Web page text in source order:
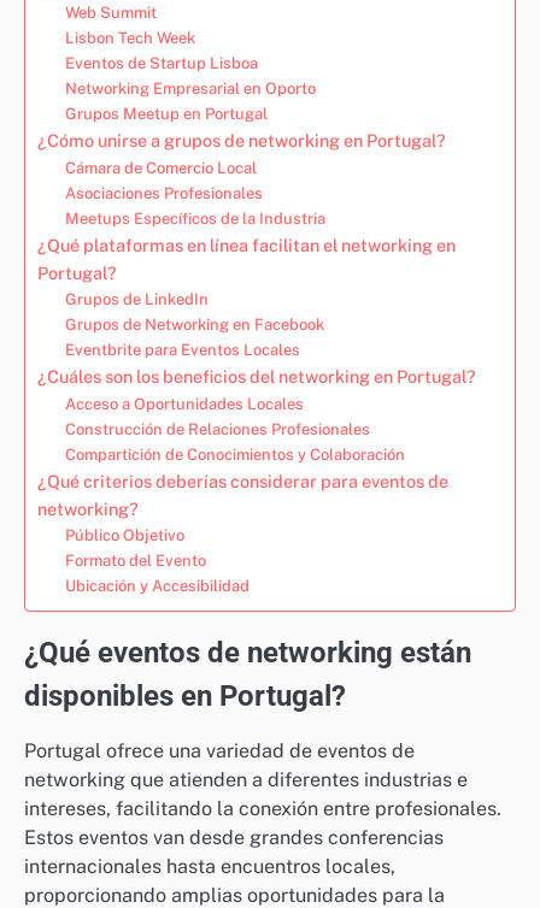
Web Summit
Lisbon Tech Week
Eventos de Startup Lisboa
Networking Empresarial en Oporto
Grupos Meetup en Portugal
¿Cómo unirse a grupos de networking en Portugal?
Cámara de Comercio Local
Asociaciones Profesionales
Meetups Específicos de la Industria
¿Qué plataformas en línea facilitan el networking en
Portugal?
Grupos de LinkedIn
Grupos de Networking en Facebook
Eventbrite para Eventos Locales
¿Cuáles son los beneficios del networking en Portugal?
Acceso a Oportunidades Locales
Construcción de Relaciones Profesionales
Compartición de Conocimientos y Colaboración
¿Qué criterios deberías considerar para eventos de
networking?
Público Objetivo
Formato del Evento
Ubicación y Accesibilidad
¿Qué eventos de networking están
disponibles en Portugal?
Portugal ofrece una variedad de eventos de
networking que atienden a diferentes industrias e
intereses, facilitando la conexión entre profesionales.
Estos eventos van desde grandes conferencias
internacionales hasta encuentros locales,
proporcionando amplias oportunidades para la